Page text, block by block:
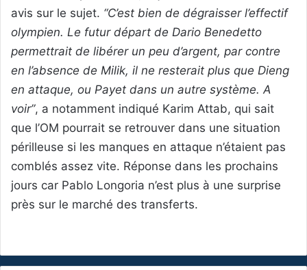
avis sur le sujet. “C’est bien de dégraisser l’effectif
olympien. Le futur départ de Dario Benedetto
permettrait de libérer un peu d’argent, par contre
en l’absence de Milik, il ne resterait plus que Dieng
en attaque, ou Payet dans un autre système. A
voir”, a notamment indiqué Karim Attab, qui sait
que l’OM pourrait se retrouver dans une situation
périlleuse si les manques en attaque n’étaient pas
comblés assez vite. Réponse dans les prochains
jours car Pablo Longoria n’est plus à une surprise
près sur le marché des transferts.